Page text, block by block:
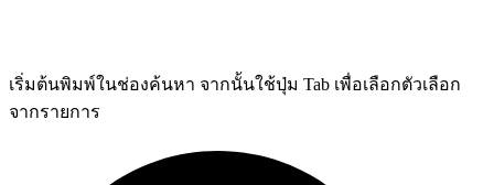
เริ่มต้นพิมพ์ในช่องค้นหา จากนั้นใช้ปุ่ม Tab เพื่อเลือกตัวเลือก
จากรายการ